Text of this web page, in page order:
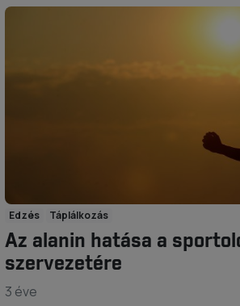
Edzés Táplálkozás
Az alanin hatása a
szervezetére
3 éve